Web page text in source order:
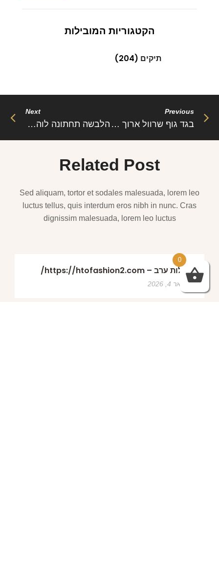
הקטגוריות המובילות
תיקים (204)
Previous
בגד גוף שרוול ארוך עם רוכסן וצווארון גבוה – מריסה: חמימות מחמיאה ונוכחות בסטייל הסתיו־חורף
Next
הלבשה תחתונה לוהטת אקזוטית – אריה: שילוב פראי של נשיות ועוצמה
Related Post
Sed aliquam, tortor et sodales malesuada, lorem leo
luctus tellus, quis interdum eros nibh in nunc. Cras
dignissim malesuada, lorem leo luctus
שמלות ערב – https://htofashion2.com/
פברואר 4, 2026
0